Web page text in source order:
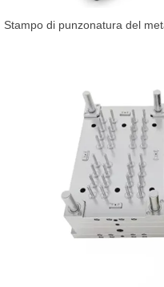
Stampo di punzonatura del